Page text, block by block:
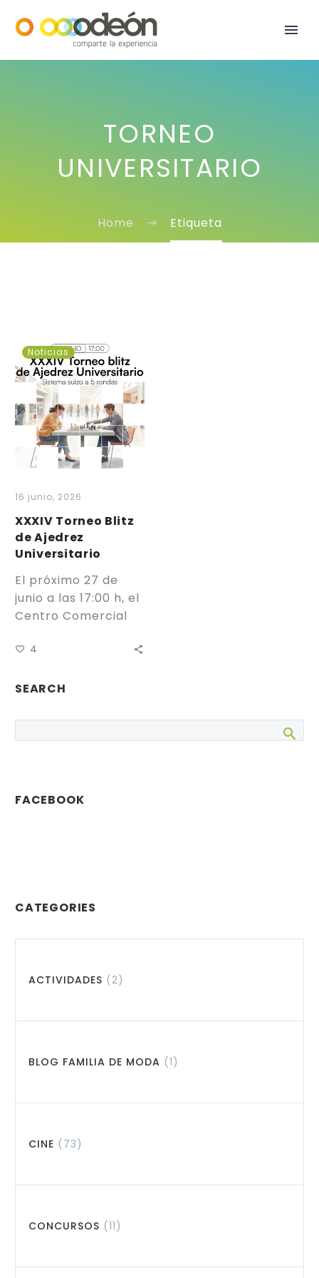
TORNEO
UNIVERSITARIO
Home Etiqueta
XXXIV
Torneo
Blitz
de
Ajedrez
Universitario
Noticias
16 junio, 2026
XXXIV Torneo Blitz
de Ajedrez
Universitario
El próximo 27 de
junio a las 17:00 h, el
Centro Comercial
XXXIV Torneo Blitz
4
SEARCH
FACEBOOK
CATEGORIES
ACTIVIDADES (2)
BLOG FAMILIA DE MODA (1)
CINE (73)
CONCURSOS (11)